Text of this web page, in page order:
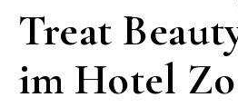
Treat
im Hotel